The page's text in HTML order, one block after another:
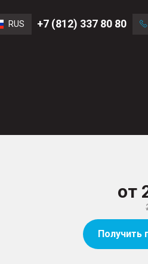
RUS +7 (812) 337 80 80
от
Получить